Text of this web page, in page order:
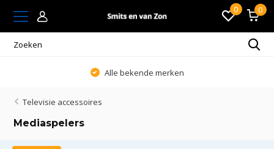
0 0
Alle bekende merken
Televisie accessoires
Mediaspelers